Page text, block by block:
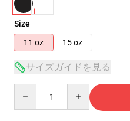
Size
11 oz
15 oz
サイズガイドを見る